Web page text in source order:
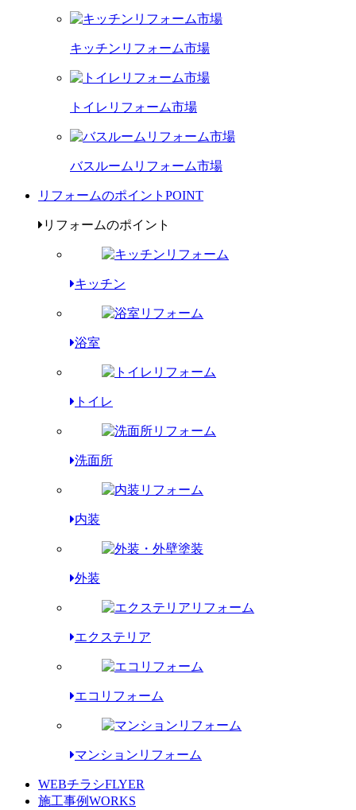
キッチンリフォーム市場
トイレリフォーム市場
バスルームリフォーム市場
リフォームのポイント POINT
リフォームのポイント
キッチン
浴室
トイレ
洗面所
内装
外装
エクステリア
エコリフォーム
マンションリフォーム
WEBチラシFLYER
施工事例WORKS